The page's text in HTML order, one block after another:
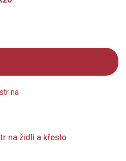
na židli a křeslo